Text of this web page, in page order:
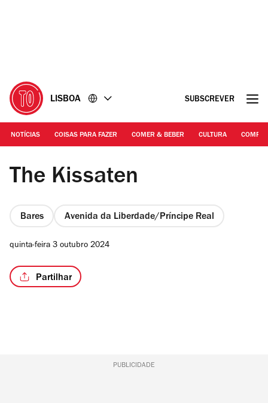
LISBOA SUBSCREVER
NOTÍCIAS COISAS PARA FAZER COMER & BEBER CULTURA
Charles McCay
The Kissaten
Bares Avenida da Liberdade/Príncipe Real
quinta-feira 3 outubro 2024
Partilhar
PUBLICIDADE